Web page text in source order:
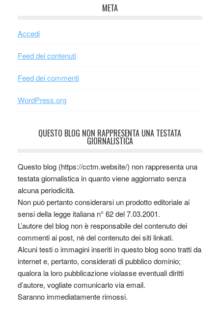
META
Accedi
Feed dei contenuti
Feed dei commenti
WordPress.org
QUESTO BLOG NON RAPPRESENTA UNA TESTATA
GIORNALISTICA
Questo blog (https://cctm.website/) non rappresenta una
testata giornalistica in quanto viene aggiornato senza
alcuna periodicità.
Non può pertanto considerarsi un prodotto editoriale ai
sensi della legge italiana n° 62 del 7.03.2001.
L’autore del blog non è responsabile del contenuto dei
commenti ai post, nè del contenuto dei siti linkati.
Alcuni testi o immagini inseriti in questo blog sono tratti da
internet e, pertanto, considerati di pubblico dominio;
qualora la loro pubblicazione violasse eventuali diritti
d’autore, vogliate comunicarlo via email.
Saranno immediatamente rimossi.